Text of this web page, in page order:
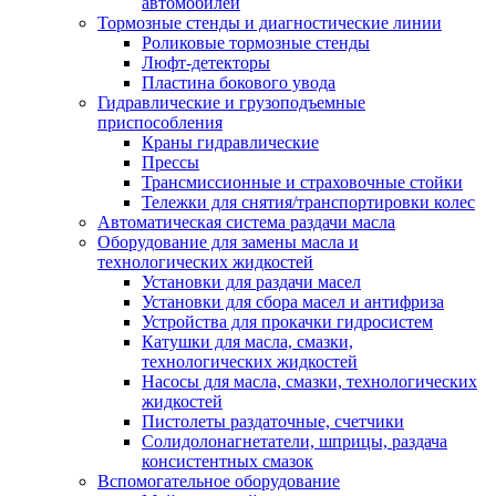
Тормозные стенды и диагностические линии
Роликовые тормозные стенды
Люфт-детекторы
Пластина бокового увода
Гидравлические и грузоподъемные
приспособления
Краны гидравлические
Прессы
Трансмиссионные и страховочные стойки
Тележки для снятия/транспортировки колес
Автоматическая система раздачи масла
Оборудование для замены масла и
технологических жидкостей
Установки для раздачи масел
Установки для сбора масел и антифриза
Устройства для прокачки гидросистем
Катушки для масла, смазки,
технологических жидкостей
Насосы для масла, смазки, технологических
жидкостей
Пистолеты раздаточные, счетчики
Солидолонагнетатели, шприцы, раздача
консистентных смазок
Вспомогательное оборудование